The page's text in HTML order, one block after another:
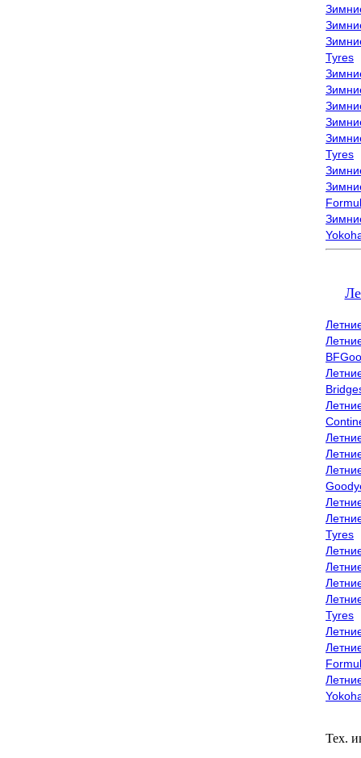
Tyres
Tyres
Tyres
Tyres
Тех.